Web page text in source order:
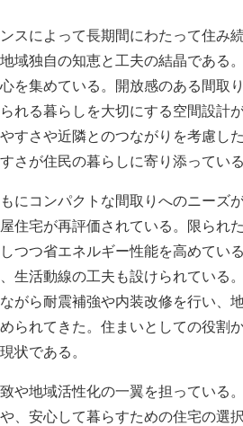
スによって長期間にわたって住み
域独自の知恵と工夫の結晶である
を集めている。開放感のある間取
れる暮らしを大切にする空間設計
すさや近隣とのつながりを考慮し
さが住民の暮らしに寄り添っている
にコンパクトな間取りへのニーズ
住宅が再評価されている。限られ
つつ省エネルギー性能を高めてい
生活動線の工夫も設けられている
がら耐震補強や内装改修を行い、
られてきた。住まいとしての役割
状である。
や地域活性化の一翼を担っている
、安心して暮らすための住宅の選